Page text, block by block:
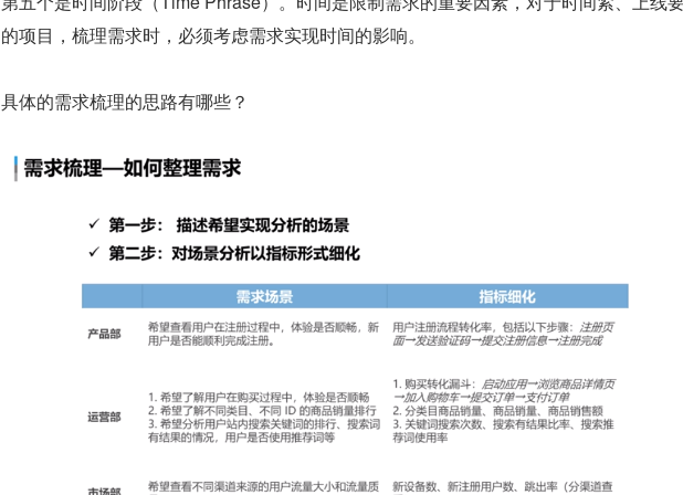
的项目，梳理需求时，必须考虑需求实现时间的影响。
具体的需求梳理的思路有哪些？